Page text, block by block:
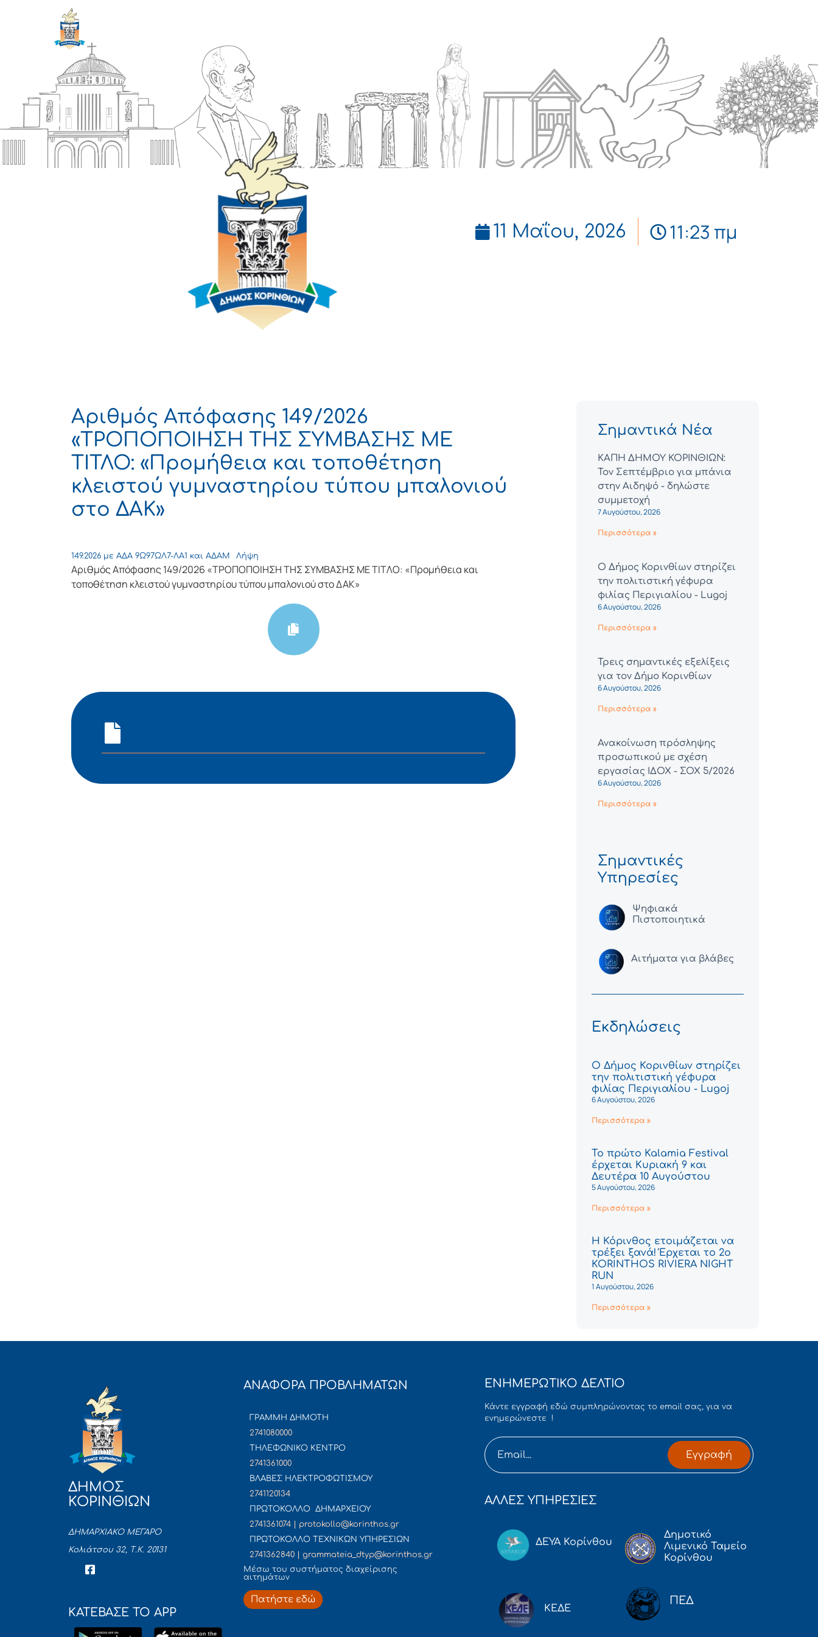
11 Μαΐου, 2026 11:23 πμ
Αριθμός Απόφασης 149/2026
«ΤΡΟΠΟΠΟΙΗΣΗ ΤΗΣ ΣΥΜΒΑΣΗΣ ΜΕ
ΤΙΤΛΟ: «Προμήθεια και τοποθέτηση
κλειστού γυμναστηρίου τύπου μπαλονιού
στο ΔΑΚ»
149.2026 με ΑΔΑ 9Ω97ΩΛ7-ΛΑ1 και ΑΔΑΜ Λήψη
Αριθμός Απόφασης 149/2026 «ΤΡΟΠΟΠΟΙΗΣΗ ΤΗΣ ΣΥΜΒΑΣΗΣ ΜΕ ΤΙΤΛΟ: «Προμήθεια και
τοποθέτηση κλειστού γυμναστηρίου τύπου μπαλονιού στο ΔΑΚ»
Σημαντικά Νέα
ΚΑΠΗ ΔΗΜΟΥ ΚΟΡΙΝΘΙΩΝ:
Τον Σεπτέμβριο για μπάνια
στην Αιδηψό - δηλώστε
συμμετοχή
7 Αυγούστου, 2026
Περισσότερα »
Ο Δήμος Κορινθίων στηρίζει
την πολιτιστική γέφυρα
φιλίας Περιγιαλίου - Lugoj
6 Αυγούστου, 2026
Περισσότερα »
Τρεις σημαντικές εξελίξεις
για τον Δήμο Κορινθίων
6 Αυγούστου, 2026
Περισσότερα »
Ανακοίνωση πρόσληψης
προσωπικού με σχέση
εργασίας ΙΔΟΧ - ΣΟΧ 5/2026
6 Αυγούστου, 2026
Περισσότερα »
Σημαντικές
Υπηρεσίες
Ψηφιακά
Πιστοποιητικά
Αιτήματα για βλάβες
Εκδηλώσεις
Ο Δήμος Κορινθίων στηρίζει
την πολιτιστική γέφυρα
φιλίας Περιγιαλίου - Lugoj
6 Αυγούστου, 2026
Περισσότερα »
Το πρώτο Kalamia Festival
έρχεται Κυριακή 9 και
Δευτέρα 10 Αυγούστου
5 Αυγούστου, 2026
Περισσότερα »
Η Κόρινθος ετοιμάζεται να
τρέξει ξανά! Έρχεται το 2ο
KORINTHOS RIVIERA NIGHT
RUN
1 Αυγούστου, 2026
Περισσότερα »
ΔΗΜΟΣ
ΚΟΡΙΝΘΙΩΝ
ΔΗΜΑΡΧΙΑΚΟ ΜΕΓΑΡΟ
Κολιάτσου 32, Τ.Κ. 20131
ΚΑΤΕΒΑΣΕ ΤΟ APP
ΑΝΑΦΟΡΑ ΠΡΟΒΛΗΜΑΤΩΝ
ΓΡΑΜΜΗ ΔΗΜΟΤΗ
2741080000
ΤΗΛΕΦΩΝΙΚΟ ΚΕΝΤΡΟ
2741361000
ΒΛΑΒΕΣ ΗΛΕΚΤΡΟΦΩΤΙΣΜΟΥ
2741120134
ΠΡΩΤΟΚΟΛΛΟ ΔΗΜΑΡΧΕΙΟΥ
2741361074 | protokollo@korinthos.gr
ΠΡΩΤΟΚΟΛΛΟ ΤΕΧΝΙΚΩΝ ΥΠΗΡΕΣΙΩΝ
2741362840 | grammateia_dtyp@korinthos.gr
Mέσω του συστήματος διαχείρισης
αιτημάτων
Πατήστε εδώ
ΕΝΗΜΕΡΩΤΙΚΟ ΔΕΛΤΙΟ
Κάντε εγγραφή εδώ συμπληρώνοντας το email σας, για να
ενημερώνεστε !
Εγγραφή
ΑΛΛΕΣ ΥΠΗΡΕΣΙΕΣ
ΔΕΥΑ Κορίνθου
Δημοτικό
Λιμενικό Ταμείο
Κορίνθου
ΚΕΔΕ
ΠΕΔ